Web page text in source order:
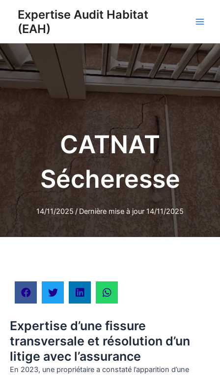
contenu
Expertise Audit Habitat
(EAH)
CATNAT
Sécheresse
14/11/2025 / Dernière mise à jour 14/11/2025
Expertise d’une fissure
transversale et résolution d’un
litige avec l’assurance
En 2023, une propriétaire a constaté l’apparition d’une